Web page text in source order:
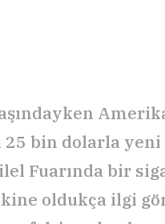
25 bin dolarla
Fuarında bir
oldukça ilgi